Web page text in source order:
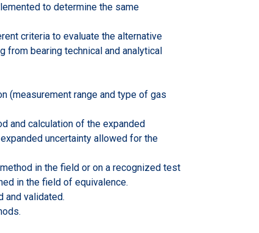
to determine the same
criteria to evaluate the alternative
from bearing technical and analytical
(measurement range and type of gas
and calculation of the expanded
uncertainty allowed for the
in the field or on a recognized test
in the field of equivalence.
and validated.